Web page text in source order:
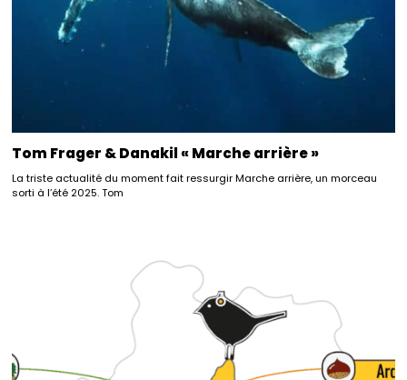
Tom Frager & Danakil « Marche arrière »
La triste actualité du moment fait ressurgir Marche arrière, un morceau
sorti à l’été 2025. Tom